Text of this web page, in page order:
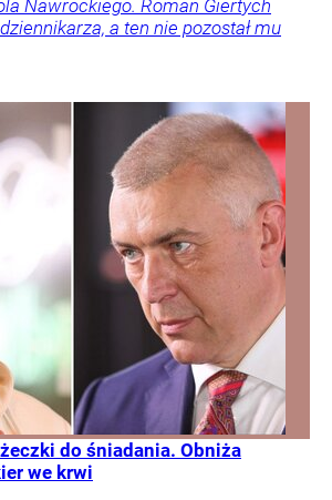
Nawrockiego. Roman Giertych
a ten nie pozostał mu
do śniadania. Obniża
we krwi